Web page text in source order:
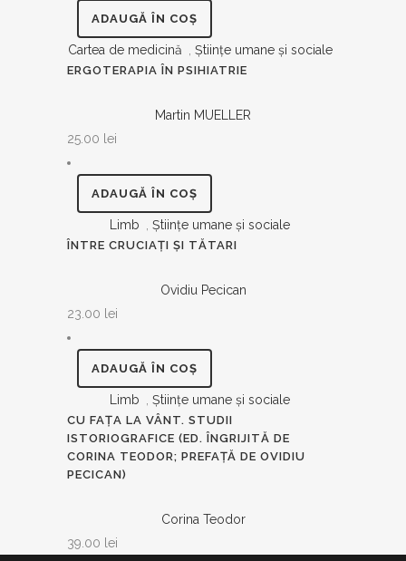
ADAUGĂ ÎN COȘ
Cartea de medicină , Ştiinţe umane şi sociale
ERGOTERAPIA ÎN PSIHIATRIE
Martin MUELLER
25.00 lei
ADAUGĂ ÎN COȘ
Limb , Ştiinţe umane şi sociale
ÎNTRE CRUCIAŢI ŞI TĂTARI
Ovidiu Pecican
23.00 lei
ADAUGĂ ÎN COȘ
Limb , Ştiinţe umane şi sociale
CU FAŢA LA VÂNT. STUDII
ISTORIOGRAFICE (ED. ÎNGRIJITĂ DE
CORINA TEODOR; PREFAŢĂ DE OVIDIU
PECICAN)
Corina Teodor
39.00 lei